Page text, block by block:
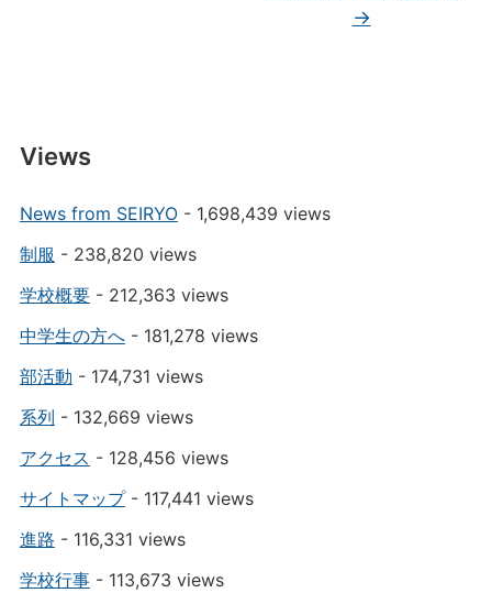
→
Views
News from SEIRYO- 1,698,439 views
制服 - 238,820 views
学校概要- 212,363 views
中学生の方へ- 181,278 views
部活動 - 174,731 views
系列 - 132,669 views
アクセス - 128,456 views
サイトマップ- 117,441 views
進路 - 116,331 views
学校行事- 113,673 views